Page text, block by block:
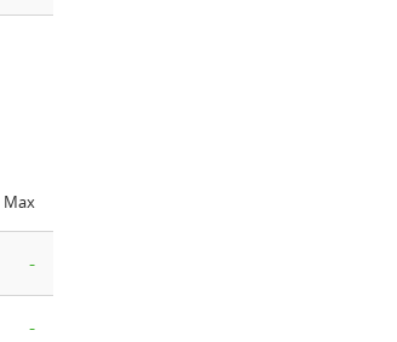
Max
-
-